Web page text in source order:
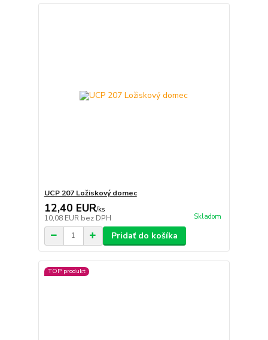
UCP 207 Ložiskový domec
12,40 EUR/ks
10,08 EUR bez DPH Skladom
Pridať do košíka
TOP produkt